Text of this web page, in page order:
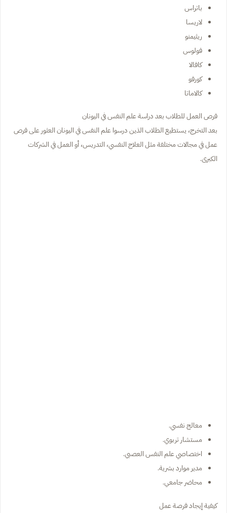
باتراس
لاريسا
ريثيمنو
فولوس
كافالا
كورفو
كالاماتا
فرص العمل للطلاب بعد دراسة علم النفس في اليونان
بعد التخرج، يستطيع الطلاب الذين درسوا علم النفس في اليونان العثور على فرص
عمل في مجالات مختلفة مثل العلاج النفسي، التدريس، أو العمل في الشركات
الكبرى.
معالج نفسي.
مستشار تربوي.
اختصاصي علم النفس العصبي.
مدير موارد بشرية.
محاضر جامعي.
كيفية إيجاد فرصة عمل